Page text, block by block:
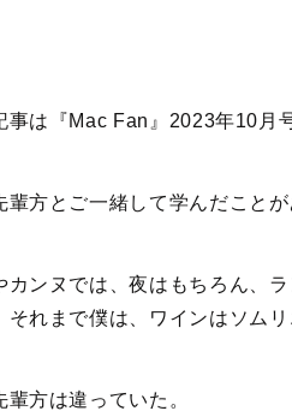
は『Mac Fan』2023年10月
輩方とご一緒して学んだこと
カンヌでは、夜はもちろん、
それまで僕は、ワインはソムリ
輩方は違っていた。